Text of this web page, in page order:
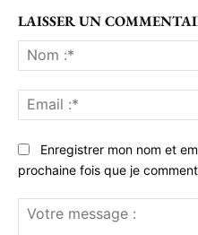
LAISSER UN
Enregistrer mon nom et
prochaine fois que je